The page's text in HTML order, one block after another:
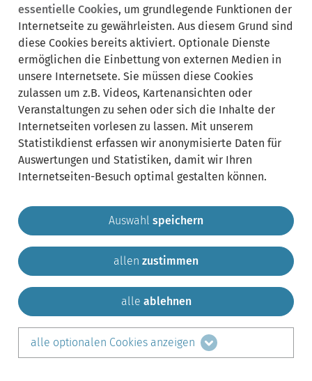
Gemeinde Krailling Impressum
Sitemap
Kontakt
teilen auf:
LinkedIn
essentielle Cookies, um grundlegende Funktionen der
Internetseite zu gewährleisten. Aus diesem Grund sind
diese Cookies bereits aktiviert. Optionale Dienste
ermöglichen die Einbettung von externen Medien in
unsere Internetsete. Sie müssen diese Cookies
zulassen um z.B. Videos, Kartenansichten oder
Veranstaltungen zu sehen oder sich die Inhalte der
Internetseiten vorlesen zu lassen. Mit unserem
Statistikdienst erfassen wir anonymisierte Daten für
Auswertungen und Statistiken, damit wir Ihren
Internetseiten-Besuch optimal gestalten können.
Auswahl speichern
allen zustimmen
alle ablehnen
alle optionalen Cookies anzeigen